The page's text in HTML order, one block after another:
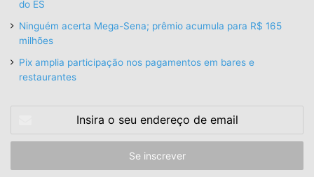
do ES
Ninguém acerta Mega-Sena; prêmio acumula para R$ 165
milhões
Pix amplia participação nos pagamentos em bares e
restaurantes
seu
de